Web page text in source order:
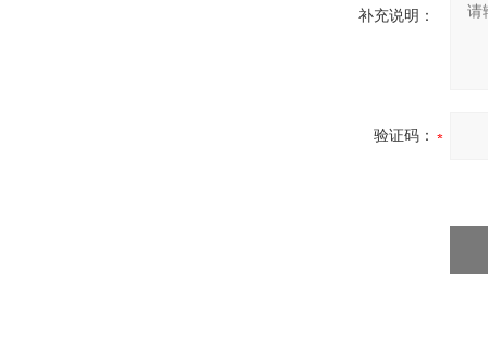
补充说明：
验证码：